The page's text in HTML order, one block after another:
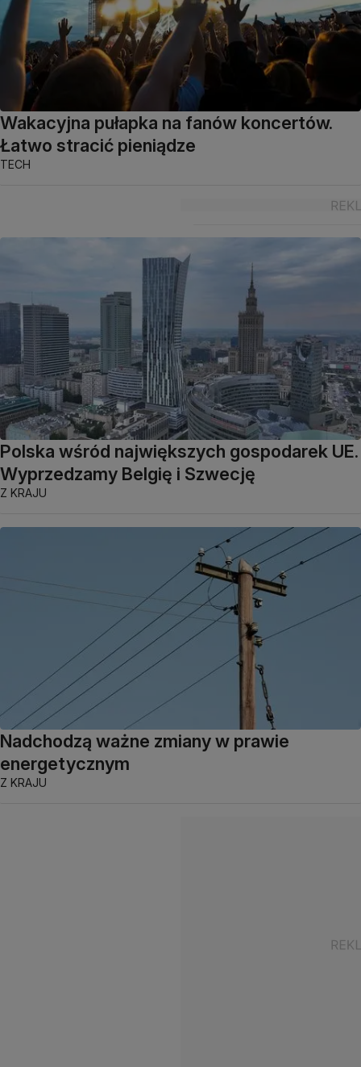
Wakacyjna pułapka na fanów koncertów.
Łatwo stracić pieniądze
TECH
Polska wśród największych gospodarek UE.
Wyprzedzamy Belgię i Szwecję
Z KRAJU
Nadchodzą ważne zmiany w prawie
energetycznym
Z KRAJU